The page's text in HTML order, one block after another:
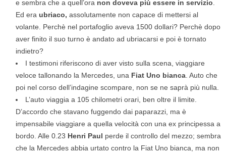
e sembra che a quell’ora non doveva più essere in servizio
Ed era ubriaco, assolutamente non capace di mettersi al
volante. Perchè nel portafoglio aveva 1500 dollari? Perchè dopo
aver finito il suo turno è andato ad ubriacarsi e poi è tornato
indietro?
I testimoni riferiscono di aver visto sulla scena, viaggiare
veloce tallonando la Mercedes, una Fiat Uno bianca . Auto che
poi nel corso dell’indagine scompare, non se ne saprà più nulla.
L’auto viaggia a 105 chilometri orari, ben oltre il limite.
D’accordo che stavano fuggendo dai paparazzi, ma è
impensabile viaggiare a quella velocità con una ex principessa a
bordo. Alle 0.23 Henri Paul perde il controllo del mezzo; sembra
che la Mercedes abbia urtato contro la Fiat Uno bianca, ma non